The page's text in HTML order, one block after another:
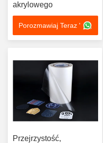
akrylowego
Porozmawiaj Teraz '
Przejrzystość,